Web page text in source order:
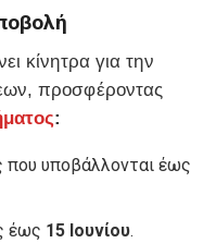
κίνητρα για την
προσφέροντας
:
που υποβάλλονται έως
έως 15 Ιουνίου.